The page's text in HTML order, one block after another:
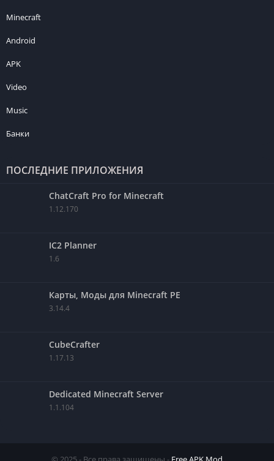
Minecraft
Android
APK
Video
Music
Банки
ПОСЛЕДНИЕ ПРИЛОЖЕНИЯ
ChatCraft Pro for Minecraft
1.12.170
IC2 Planner
1.6
Карты, Моды для Minecraft PE
3.14.4
CubeCrafter
1.17.13
Dedicated Minecraft Server
1.1.104